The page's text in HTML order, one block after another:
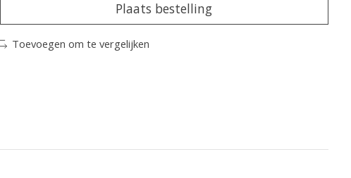
Plaats bestelling
Toevoegen om te vergelijken